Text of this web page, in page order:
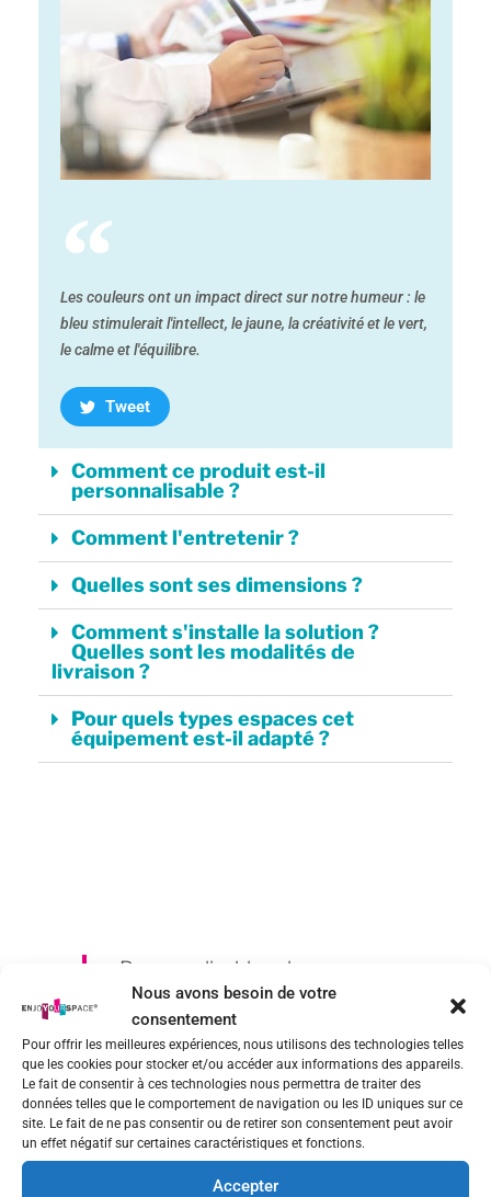
Nous avons besoin de votre
consentement
Pour offrir les meilleures expériences, nous utilisons des technologies telles
que les cookies pour stocker et/ou accéder aux informations des appareils.
Le fait de consentir à ces technologies nous permettra de traiter des
données telles que le comportement de navigation ou les ID uniques sur ce
site. Le fait de ne pas consentir ou de retirer son consentement peut avoir
un effet négatif sur certaines caractéristiques et fonctions.
Accepter
Les couleurs ont un impact direct sur notre humeur : le
bleu stimulerait l'intellect, le jaune, la créativité et le vert,
le calme et l'équilibre.
Tweet
Comment ce produit est-il
personnalisable ?
Comment l'entretenir ?
Quelles sont ses dimensions ?
Comment s'installe la solution ?
Quelles sont les modalités de
livraison ?
Pour quels types espaces cet
équipement est-il adapté ?
Personnalisable selon vos
envies !